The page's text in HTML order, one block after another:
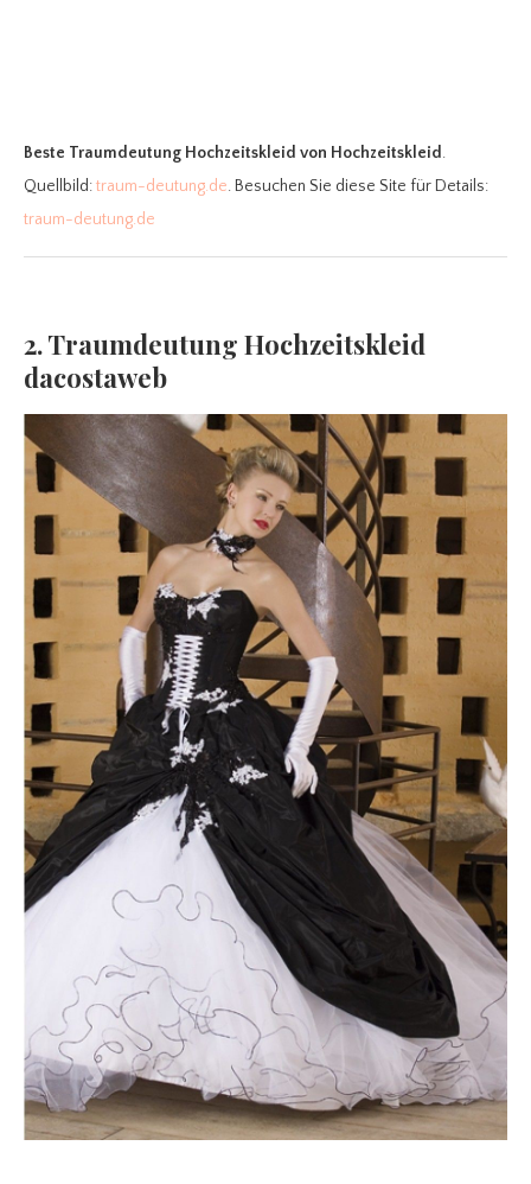
Beste Traumdeutung Hochzeitskleid von Hochzeitskleid.
Quellbild:traum-deutung.de. Besuchen Sie diese Site für Details:
traum-deutung.de
2. Traumdeutung Hochzeitskleid
dacostaweb